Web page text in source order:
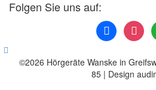
Folgen Sie uns auf:
facebook
©2026 Hörgeräte Wanske in
85 | Design